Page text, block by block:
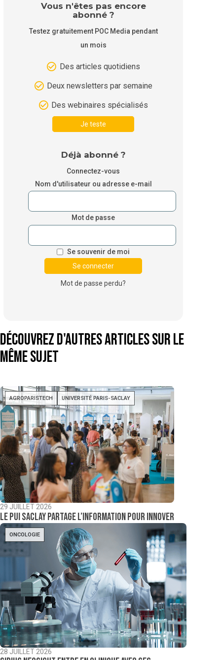
Vous n'êtes pas encore
abonné ?
Testez gratuitement POC Media pendant
un mois
Des articles quotidiens
Deux newsletters par semaine
Des webinaires spécialisés
Je teste
Déjà abonné ?
Connectez-vous
Nom d'utilisateur ou adresse e-mail
Mot de passe
Se souvenir de moi
Mot de passe perdu?
Découvrez d'autres articles sur le
même sujet
AGROPARISTECH UNIVERSITÉ PARIS-SACLAY
29 JUILLET 2026
Le PUI Saclay partage l’information pour innover
ONCOLOGIE
28 JUILLET 2026